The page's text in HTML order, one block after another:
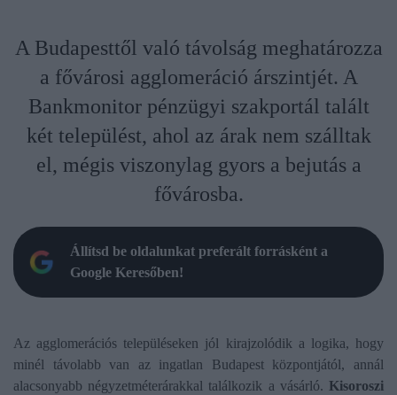
A Budapesttől való távolság meghatározza
a fővárosi agglomeráció árszintjét. A
Bankmonitor pénzügyi szakportál talált
két települést, ahol az árak nem szálltak
el, mégis viszonylag gyors a bejutás a
fővárosba.
Állítsd be oldalunkat preferált forrásként a
Google Keresőben!
Az agglomerációs településeken jól kirajzolódik a logika, hogy
minél távolabb van az ingatlan Budapest központjától, annál
alacsonyabb négyzetméterárakkal találkozik a vásárló. Kisoroszi